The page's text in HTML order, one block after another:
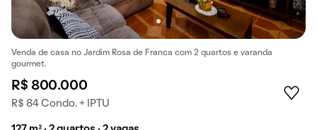
Venda de casa no Jardim Rosa de Franca com 2 quartos e varanda
gourmet.
R$ 800.000
R$ 84 Condo. + IPTU